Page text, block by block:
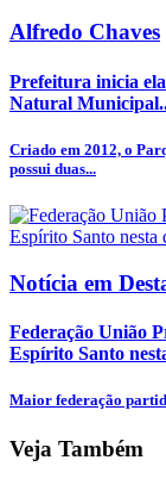
Alfredo Chaves
Prefeitura inicia
Natural
Criado em 2012, o
possui duas...
Notícia em
Federação União
Espírito Santo
Maior federação
Veja Também